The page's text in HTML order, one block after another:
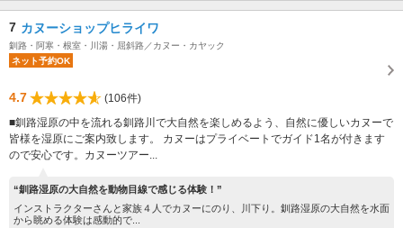
7 カヌーショップヒライワ
釧路・阿寒・根室・川湯・屈斜路／カヌー・カヤック
ネット予約OK
4.7
(106件)
■釧路湿原の中を流れる釧路川で大自然を楽しめるよう、自然に優しいカヌーで
皆様を湿原にご案内致します。 カヌーはプライベートでガイド1名が付きます
ので安心です。カヌーツアー...
“釧路湿原の大自然を動物目線で感じる体験！”
インストラクターさんと家族４人でカヌーにのり、川下り。釧路湿原の大自然を水面
から眺める体験は感動的で...